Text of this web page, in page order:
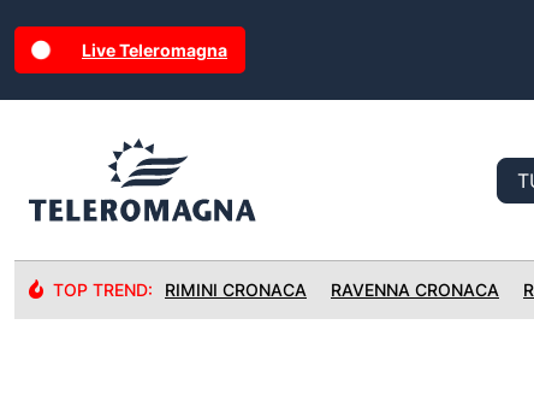
Live Teleromagna
TOP TREND: RIMINI CRONACA RAVENNA CRONACA